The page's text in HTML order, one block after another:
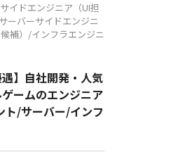
イドエンジニア（UI担
ーバーサイドエンジニ
補）/インフラエンジニ
遇】自社開発・人気
ームのエンジニア
ト/サーバー/インフ